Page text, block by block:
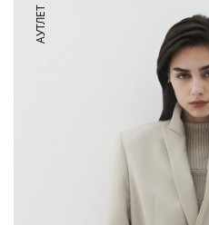
АУТЛЕТ